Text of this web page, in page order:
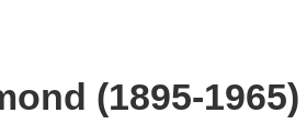
(1895-1965)